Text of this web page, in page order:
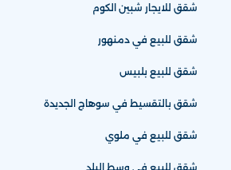
شقق للايجار شبين الكوم
شقق للبيع في دمنهور
شقق للبيع بلبيس
شقق بالتقسيط في سوهاج الجديدة
شقق للبيع في ملوي
شقق للبيع في وسط البلد